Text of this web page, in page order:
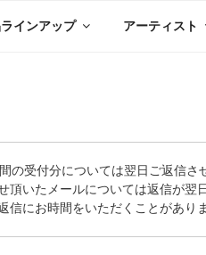
インアップ アーティスト
の受付分については翌日ご返信さ
頂いたメールについては返信が翌
信にお時間をいただくことがありま